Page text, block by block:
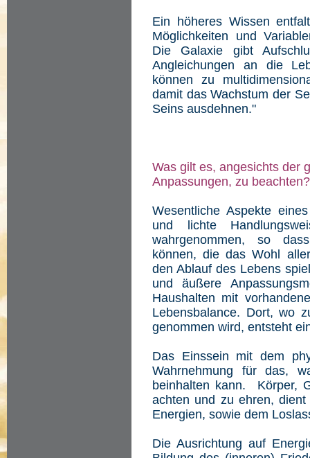
Ein höheres Wissen
Möglichkeiten und
Die Galaxie gibt
Angleichungen an die
können zu
damit das Wachstum der
Seins ausdehnen."
Was gilt es, angesichts der
Anpassungen, zu beachten?
Wesentliche Aspekte
und lichte
wahrgenommen, so
können, die das Wohl
den Ablauf des Lebens
und äußere
Haushalten mit
Lebensbalance. Dort, wo
genommen wird, entsteht
Das Einssein mit dem
Wahrnehmung für das,
beinhalten kann. Körper,
achten und zu ehren,
Energien, sowie dem
Die Ausrichtung auf